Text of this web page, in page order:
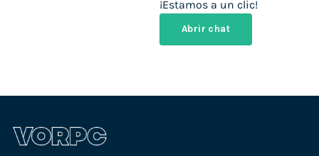
¡Estamos a un clic!
Abrir chat